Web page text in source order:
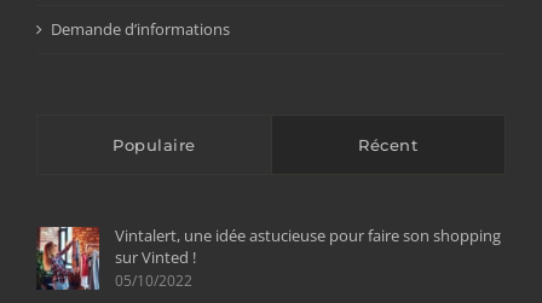
Demande d’informations
Populaire Récent
Vintalert, une idée astucieuse pour faire son shopping
sur Vinted !
05/10/2022